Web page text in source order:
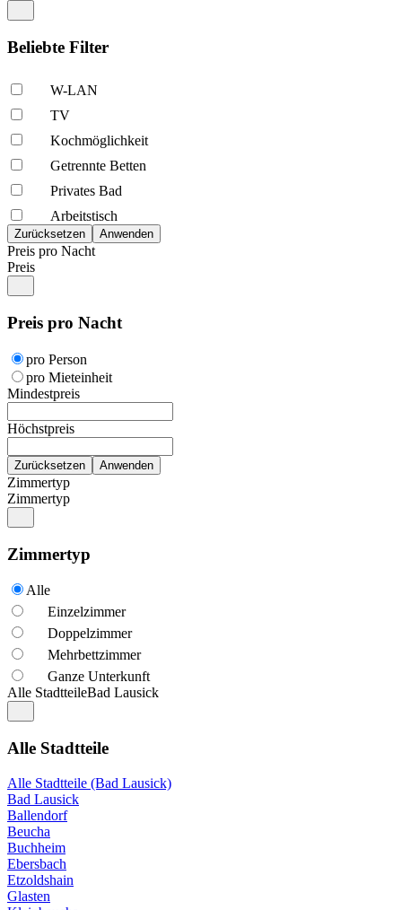
Beliebte Filter
W-LAN
TV
Kochmöglich­keit
Getrennte Betten
Privates Bad
Arbeitstisch
Preis pro Nacht
Preis
Preis pro Nacht
pro Person
pro Mieteinheit
Mindestpreis
Höchstpreis
Zimmertyp
Zimmertyp
Zimmertyp
Alle
Einzelzimmer
Doppelzimmer
Mehrbettzimmer
Ganze Unterkunft
Alle StadtteileBad Lausick
Alle Stadtteile
Alle Stadtteile (Bad Lausick)
Bad Lausick
Ballendorf
Beucha
Buchheim
Ebersbach
Etzoldshain
Glasten